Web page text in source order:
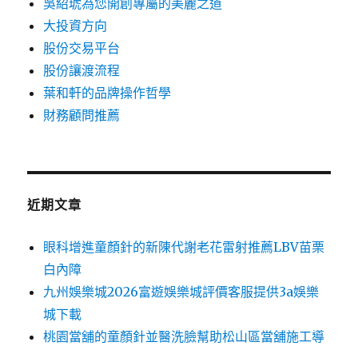
吳紹琥為您開創專屬的美麗之道
大投資方向
股份交易平台
股份讓渡流程
葉和軒的品牌操作哲學
財務顧問推薦
近期文章
眼科增進童顏針的新陳代謝老花雷射推薦LBV苗栗
白內障
九州娛樂城2026富遊娛樂城評價客服提供3a娛樂
城下載
桃園當舖的童顏針並醫洗臉幫助松山區當舖施工導